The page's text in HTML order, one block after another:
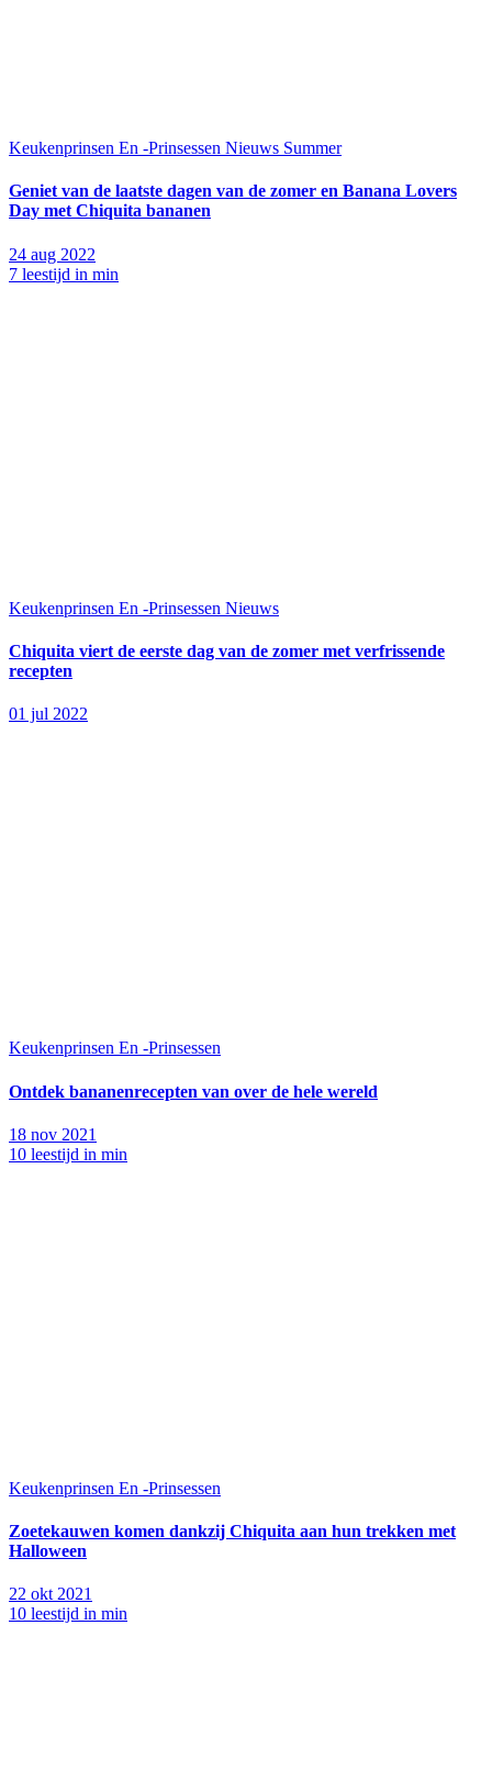
Keukenprinsen En -Prinsessen Nieuws Summer
Geniet van de laatste dagen van de zomer en Banana Lovers
Day met Chiquita bananen
24 aug 2022
7 leestijd in min
Keukenprinsen En -Prinsessen Nieuws
Chiquita viert de eerste dag van de zomer met verfrissende
recepten
01 jul 2022
Keukenprinsen En -Prinsessen
Ontdek bananenrecepten van over de hele wereld
18 nov 2021
10 leestijd in min
Keukenprinsen En -Prinsessen
Zoetekauwen komen dankzij Chiquita aan hun trekken met
Halloween
22 okt 2021
10 leestijd in min